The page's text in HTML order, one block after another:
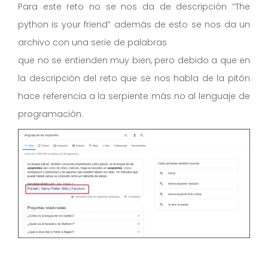
Para este reto no se nos da de descripción “The
python is your friend” además de esto se nos da un
archivo con una serie de palabras
que no se entienden muy bien, pero debido a que en
la descripción del reto que se nos habla de la pitón
hace referencia a la serpiente más no al lenguaje de
programación.